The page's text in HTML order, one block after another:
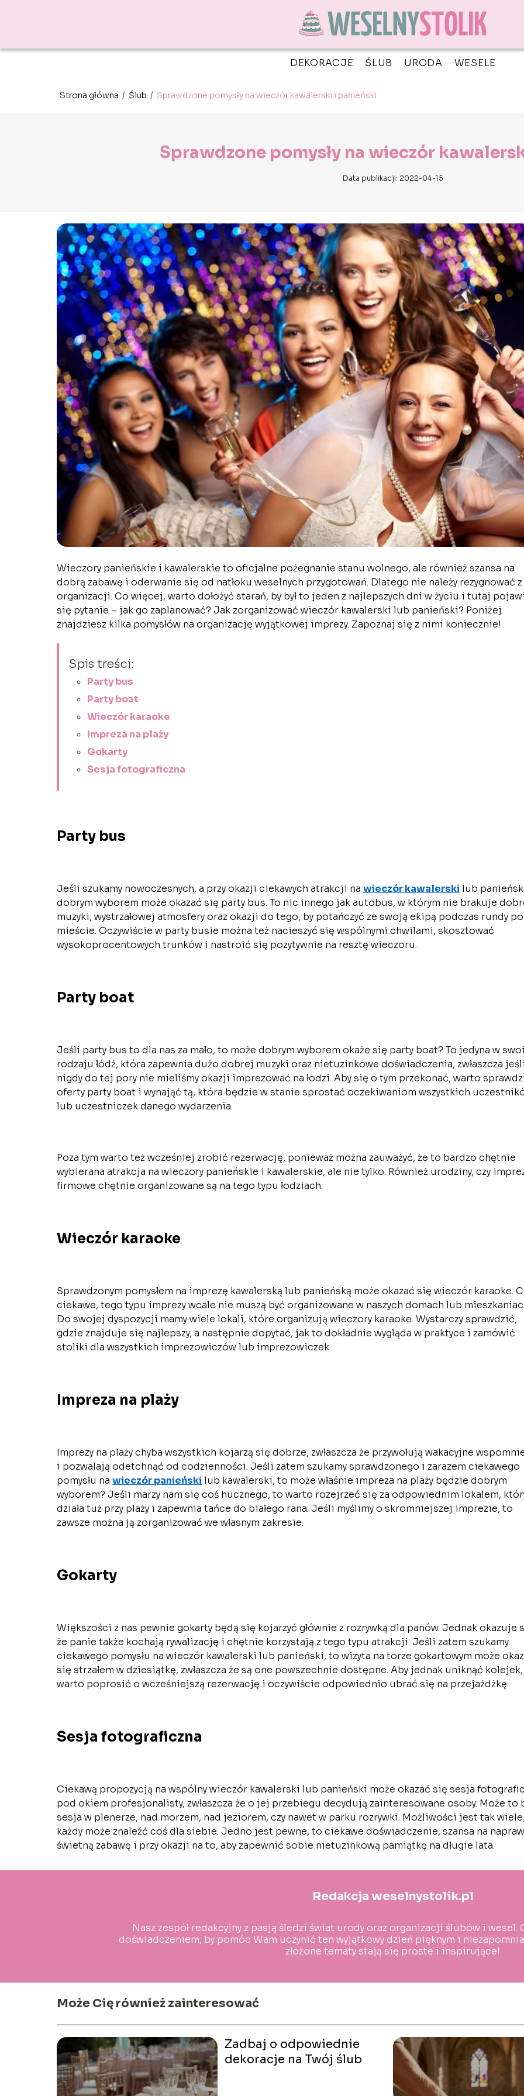
DEKORACJE ŚLUB URODA WESELE
Strona główna / Ślub / Sprawdzone pomysły na wieczór kawalerski i panieński
Sprawdzone pomysły na wieczór
Data publikacji: 2022-04-15
Wieczory panieńskie i kawalerskie to oficjalne pożegnanie stanu wolnego, ale również szansa na
dobrą zabawę i oderwanie się od natłoku weselnych przygotowań. Dlatego nie należy rezygnować
organizacji. Co więcej, warto dołożyć starań, by był to jeden z najlepszych dni w życiu i tutaj
się pytanie – jak go zaplanować? Jak zorganizować wieczór kawalerski lub panieński? Poniżej
znajdziesz kilka pomysłów na organizację wyjątkowej imprezy. Zapoznaj się z nimi koniecznie!
Spis treści:
Party bus
Party boat
Wieczór karaoke
Impreza na plaży
Gokarty
Sesja fotograficzna
Party bus
Jeśli szukamy nowoczesnych, a przy okazji ciekawych atrakcji na wieczór kawalerski lub
dobrym wyborem może okazać się party bus. To nic innego jak autobus, w którym nie brakuje
muzyki, wystrzałowej atmosfery oraz okazji do tego, by potańczyć ze swoją ekipą podczas rundy po
mieście. Oczywiście w party busie można też nacieszyć się wspólnymi chwilami, skosztować
wysokoprocentowych trunków i nastroić się pozytywnie na resztę wieczoru.
Party boat
Jeśli party bus to dla nas za mało, to może dobrym wyborem okaże się party boat? To jedyna w
rodzaju łódź, która zapewnia dużo dobrej muzyki oraz nietuzinkowe doświadczenia, zwłaszcza jeśli
nigdy do tej pory nie mieliśmy okazji imprezować na łodzi. Aby się o tym przekonać, warto
oferty party boat i wynająć tą, która będzie w stanie sprostać oczekiwaniom wszystkich
lub uczestniczek danego wydarzenia.
Poza tym warto też wcześniej zrobić rezerwację, ponieważ można zauważyć, że to bardzo chętnie
wybierana atrakcja na wieczory panieńskie i kawalerskie, ale nie tylko. Również urodziny, czy
firmowe chętnie organizowane są na tego typu łodziach.
Wieczór karaoke
Sprawdzonym pomysłem na imprezę kawalerską lub panieńską może okazać się wieczór karaoke.
ciekawe, tego typu imprezy wcale nie muszą być organizowane w naszych domach lub
Do swojej dyspozycji mamy wiele lokali, które organizują wieczory karaoke. Wystarczy sprawdzić,
gdzie znajduje się najlepszy, a następnie dopytać, jak to dokładnie wygląda w praktyce i zamówić
stoliki dla wszystkich imprezowiczów lub imprezowiczek.
Impreza na plaży
Imprezy na plaży chyba wszystkich kojarzą się dobrze, zwłaszcza że przywołują wakacyjne
i pozwalają odetchnąć od codzienności. Jeśli zatem szukamy sprawdzonego i zarazem ciekawego
pomysłu na wieczór panieński lub kawalerski, to może właśnie impreza na plaży będzie dobrym
wyborem? Jeśli marzy nam się coś hucznego, to warto rozejrzeć się za odpowiednim lokalem,
działa tuż przy plaży i zapewnia tańce do białego rana. Jeśli myślimy o skromniejszej imprezie, to
zawsze można ją zorganizować we własnym zakresie.
Gokarty
Większości z nas pewnie gokarty będą się kojarzyć głównie z rozrywką dla panów. Jednak okazuje
że panie także kochają rywalizację i chętnie korzystają z tego typu atrakcji. Jeśli zatem szukamy
ciekawego pomysłu na wieczór kawalerski lub panieński, to wizyta na torze gokartowym może
się strzałem w dziesiątkę, zwłaszcza że są one powszechnie dostępne. Aby jednak uniknąć kolejek,
warto poprosić o wcześniejszą rezerwację i oczywiście odpowiednio ubrać się na przejażdżkę.
Sesja fotograficzna
Ciekawą propozycją na wspólny wieczór kawalerski lub panieński może okazać się sesja
pod okiem profesjonalisty, zwłaszcza że o jej przebiegu decydują zainteresowane osoby. Może to
sesja w plenerze, nad morzem, nad jeziorem, czy nawet w parku rozrywki. Możliwości jest tak
każdy może znaleźć coś dla siebie. Jedno jest pewne, to ciekawe doświadczenie, szansa na
świetną zabawę i przy okazji na to, aby zapewnić sobie nietuzinkową pamiątkę na długie lata.
Redakcja weselnystolik.pl
Nasz zespół redakcyjny z pasją śledzi świat urody oraz organizacji ślubów i wesel.
doświadczeniem, by pomóc Wam uczynić ten wyjątkowy dzień pięknym i
złożone tematy stają się proste i inspirujące!
Może Cię również zainteresować
Zadbaj o odpowiednie
dekoracje na Twój ślub